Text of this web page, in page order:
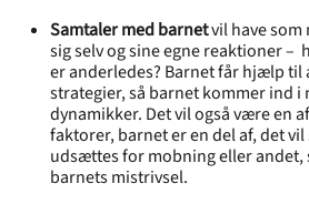
Samtaler med barnetvil have som
sig selv og sine egne reaktioner –
er anderledes? Barnet får hjælp til
strategier, så barnet kommer ind
dynamikker. Det vil også være en
faktorer, barnet er en del af, det
udsættes for mobning eller andet,
barnets mistrivsel.